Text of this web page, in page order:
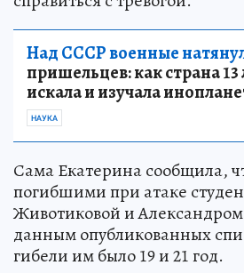
Над СССР военные
пришельцев: как страна 13
искала и изучала
НАУКА
Сама Екатерина сообщила,
погибшими при атаке
Животиковой и
данным опубликованных
гибели им было 19 и 21 год.